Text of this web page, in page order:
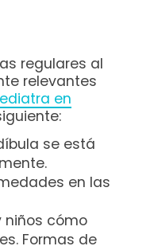
regulares al
relevantes
en
se está
en las
niños cómo
Formas de